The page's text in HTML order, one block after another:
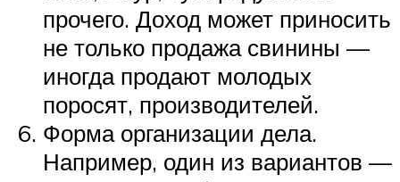
прочего. Доход может приносить
не только продажа свинины —
иногда продают молодых
поросят, производителей.
Форма организации дела.
Например, один из вариантов —